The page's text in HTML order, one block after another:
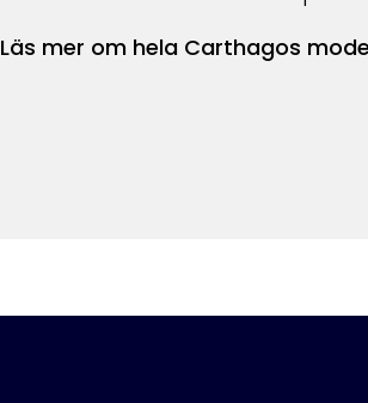
Läs mer om hela Carthagos